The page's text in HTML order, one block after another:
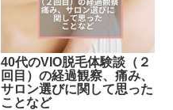
40代のVIO脱毛体験談（２
回目）の経過観察、痛み、
サロン選びに関して思った
ことなど